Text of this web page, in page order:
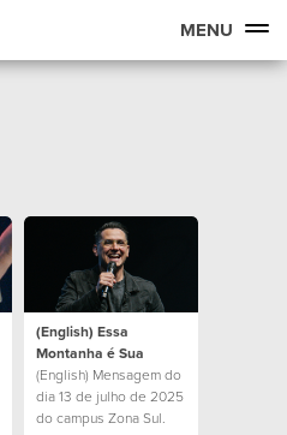
MENU
(English) Essa
Montanha é Sua
(English) Mensagem do
dia 13 de julho de 2025
do campus Zona Sul.